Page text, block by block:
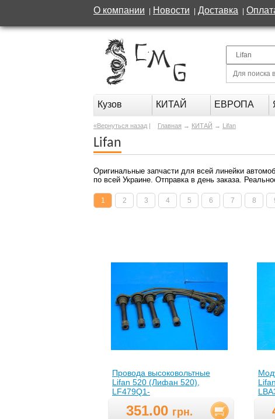
О компании Новости Доставка
Кузов КИТАЙ ЕВРОПА
«Вернуться назад | Главная → КИТАЙ → Lifan
Lifan
Оригинальные запчасти для всей линейки
по всей Украине. Отправка в день заказа.
1 2 3 4 5 6 7 8
Провода высоковольтные
Lifan 520 (Лифан 520),
LF479Q1-
3707000A(LF479Q13707000A
351.00 грн.